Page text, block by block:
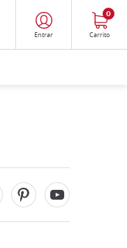
Entrar Carrito
0